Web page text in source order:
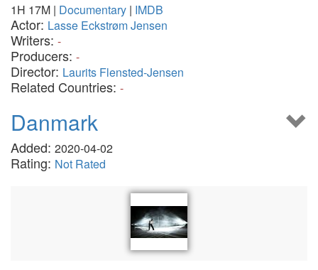
1H 17M | Documentary | IMDB
Actor: Lasse Eckstrøm Jensen
Writers: -
Producers: -
Director: Laurits Flensted-Jensen
Related Countries: -
Danmark
Added: 2020-04-02
Rating: Not Rated